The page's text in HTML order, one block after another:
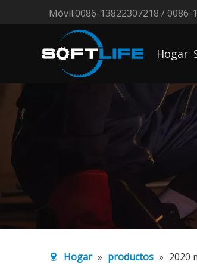
Móvil:0086-13822307218 / 0086-
Hogar
Hogar » productos » 2020